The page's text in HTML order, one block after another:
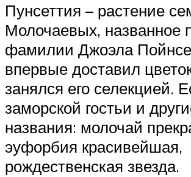
Пунсеттия – растение
Молочаевых, названное
фамилии Джоэла
впервые доставил
занялся его селекцией.
заморской гостьи и
названия: молочай
эуфорбия красивейшая,
рождественская звезда.